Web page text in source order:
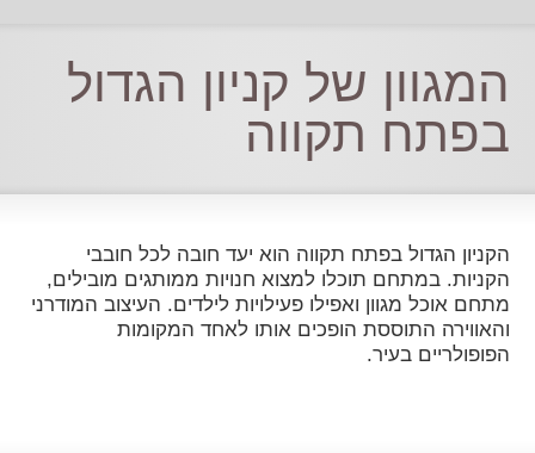
המגוון של קניון הגדול
בפתח תקווה
הקניון הגדול בפתח תקווה הוא יעד חובה לכל חובבי
הקניות. במתחם תוכלו למצוא חנויות ממותגים מובילים,
מתחם אוכל מגוון ואפילו פעילויות לילדים. העיצוב המודרני
והאווירה התוססת הופכים אותו לאחד המקומות
הפופולריים בעיר.